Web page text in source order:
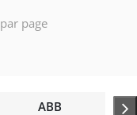
par page
ABB